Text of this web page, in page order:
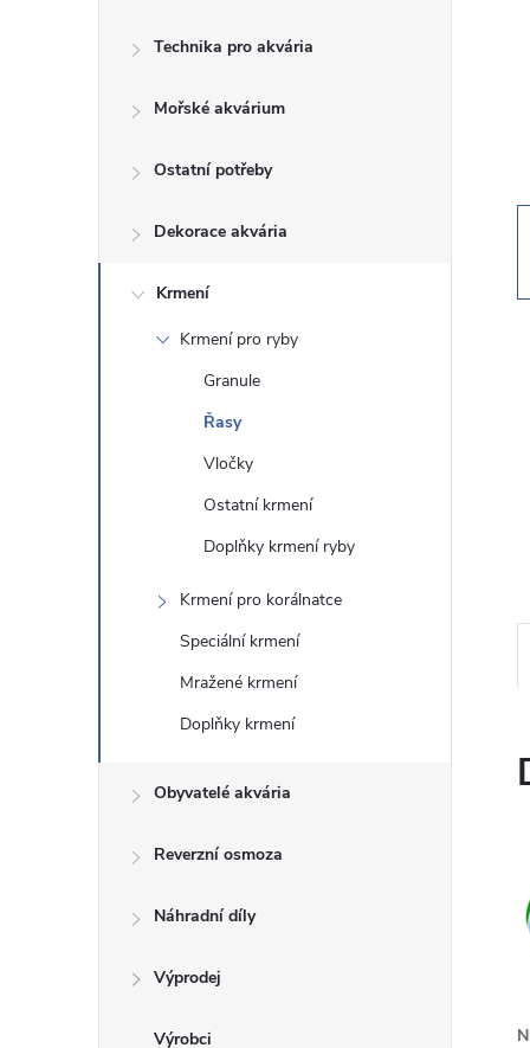
n
Technika pro akvária
Mořské akvárium
Ostatní potřeby
Dekorace akvária
Krmení
Krmení pro ryby
Granule
Řasy
Vločky
Ostatní krmení
Doplňky krmení ryby
Krmení pro korálnatce
Speciální krmení
Mražené krmení
Doplňky krmení
Obyvatelé akvária
Reverzní osmoza
Náhradní díly
Výprodej